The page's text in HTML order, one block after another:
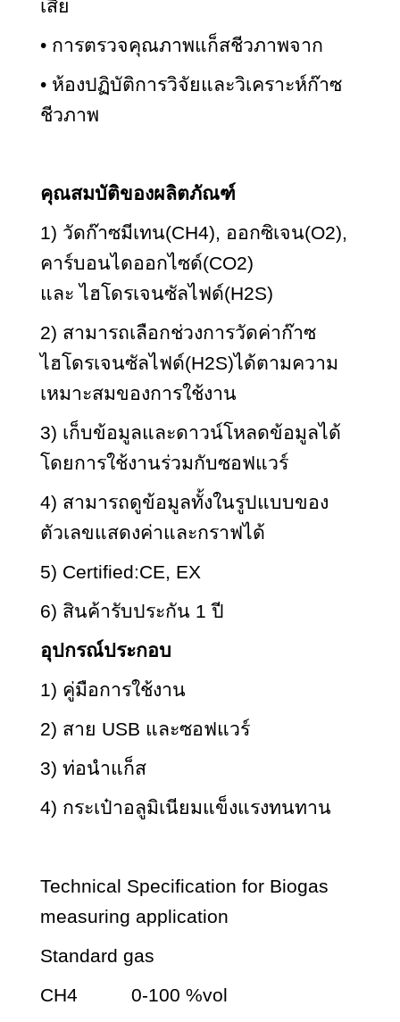
เสีย
• การตรวจคุณภาพแก็สชีวภาพจาก
• ห้องปฏิบัติการวิจัยและวิเคราะห์ก๊าซ
ชีวภาพ
คุณสมบัติของผลิตภัณฑ์
1) วัดก๊าซมีเทน(CH4), ออกซิเจน(O2),
คาร์บอนไดออกไซด์(CO2)
และ ไฮโดรเจนซัลไฟด์(H2S)
2) สามารถเลือกช่วงการวัดค่าก๊าซ
ไฮโดรเจนซัลไฟด์(H2S)ได้ตามความ
เหมาะสมของการใช้งาน
3) เก็บข้อมูลและดาวน์โหลดข้อมูลได้
โดยการใช้งานร่วมกับซอฟแวร์
4) สามารถดูข้อมูลทั้งในรูปแบบของ
ตัวเลขแสดงค่าและกราฟได้
5) Certified:CE, EX
6) สินค้ารับประกัน 1 ปี
อุปกรณ์ประกอบ
1) คู่มือการใช้งาน
2) สาย USB และซอฟแวร์
3) ท่อนำแก็ส
4) กระเป๋าอลูมิเนียมแข็งแรงทนทาน
Technical Specification for Biogas
measuring application
Standard gas
CH4 0-100 %vol